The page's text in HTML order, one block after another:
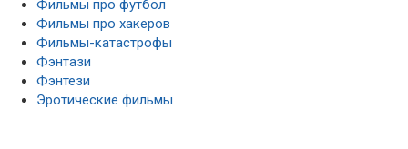
Фильмы про футбол
Фильмы про хакеров
Фильмы-катастрофы
Фэнтази
Фэнтези
Эротические фильмы